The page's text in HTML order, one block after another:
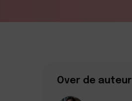
Over de auteur